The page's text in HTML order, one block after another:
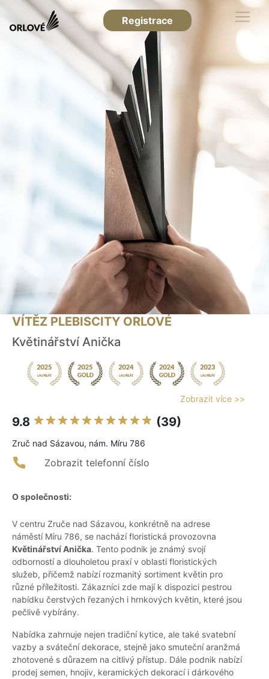
Registrace
VÍTĚZ PLEBISCITY ORLOVÉ
Květinářství Anička
Zobrazit více >>
9.8 (39)
Zruč nad Sázavou, nám. Míru 786
Zobrazit telefonní číslo
O společnosti:
V centru Zruče nad Sázavou, konkrétně na adrese
náměstí Míru 786, se nachází floristická provozovna
Květinářství Anička. Tento podnik je známý svojí
odborností a dlouholetou praxí v oblasti floristických
služeb, přičemž nabízí rozmanitý sortiment květin pro
různé příležitosti. Zákazníci zde mají k dispozici pestrou
nabídku čerstvých řezaných i hrnkových květin, které jsou
pečlivě vybírány.
Nabídka zahrnuje nejen tradiční kytice, ale také svatební
vazby a sváteční dekorace, stejně jako smuteční aranžmá
zhotovené s důrazem na citlivý přístup. Dále podnik nabízí
prodej semen, hnojiv, keramických dekorací i dárkového